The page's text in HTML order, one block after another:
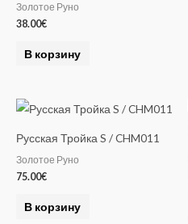
Золотое Руно
38.00€
В корзину
Русская Тройка S / CHM011
Золотое Руно
75.00€
В корзину